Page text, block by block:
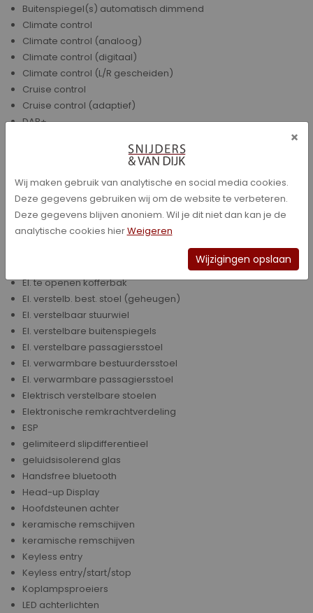
Buitenspiegel(s) automatisch dimmend
Climate control
Climate control (analoog)
Climate control (digitaal)
Climate control (L/R gescheiden)
Cruise control
Cruise control (adaptief)
DAB+
DVD speler
ECC
El. bedienbare ramen achter
El. bedienbare ramen voor
El. te openen kofferbak
El. verstelb. best. stoel (geheugen)
El. verstelbaar stuurwiel
El. verstelbare buitenspiegels
El. verstelbare passagiersstoel
El. verwarmbare bestuurdersstoel
El. verwarmbare passagiersstoel
Elektrisch verstelbare stoelen
Elektronische remkrachtverdeling
ESP
gelimiteerd slipdifferentieel
geluidsisolerend glas
Handsfree bluetooth
Head-up Display
Hoofdsteunen achter
keramische remschijven
keramische remschijven
Keyless entry
Keyless entry/start/stop
Koplampsproeiers
LED achterlichten
×
Wij maken gebruik van analytische en social media cookies.
Deze gegevens gebruiken wij om de website te verbeteren.
Deze gegevens blijven anoniem. Wil je dit niet dan kan je de
analytische cookies hierWeigeren
Wijzigingen opslaan